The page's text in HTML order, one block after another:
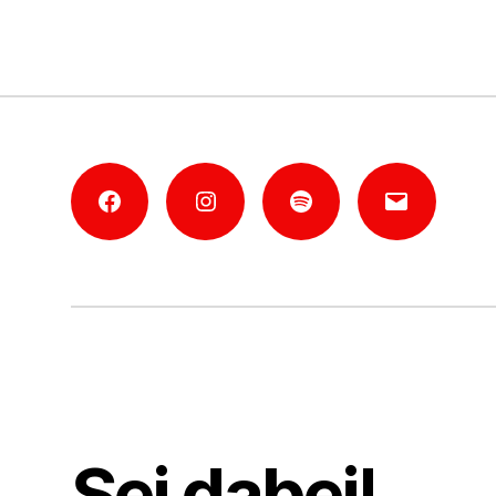
FacebookInstagramMannheim-
E-